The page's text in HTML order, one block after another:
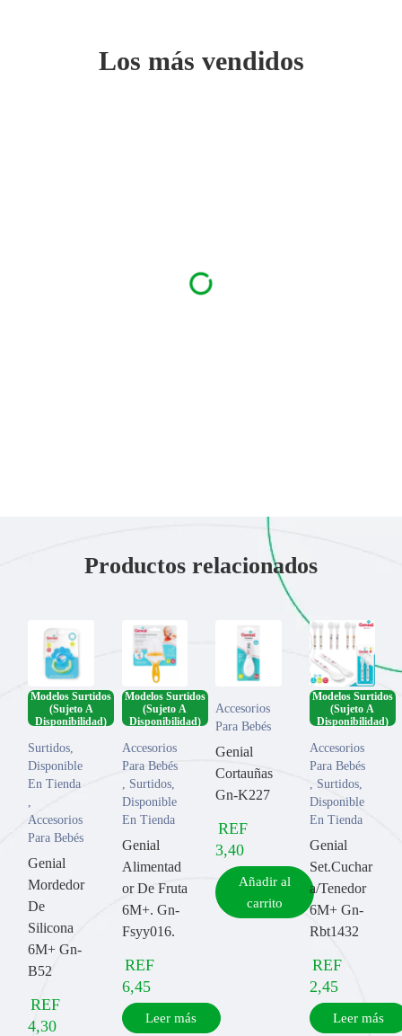
Los más vendidos
Productos relacionados
Modelos Surtidos
(Sujeto A
Disponibilidad)
Surtidos
Disponible
En Tienda
Accesorios
Para Bebés
Genial
Mordedor
De
Silicona
6M+ Gn-
B52
REF
4,30
Modelos Surtidos
(Sujeto A
Disponibilidad)
Accesorios
Para Bebés
Surtidos,
Disponible
En Tienda
Genial
Alimentad
or De Fruta
6M+. Gn-
Fsyy016.
REF
6,45
Leer más
Accesorios
Para Bebés
Genial
Cortauñas
Gn-K227
REF
3,40
Añadir al
carrito
Modelos Surtidos
(Sujeto A
Disponibilidad)
Accesorios
Para Bebés
Surtidos,
Disponible
En Tienda
Genial
Set.Cuchar
a/Tenedor
6M+ Gn-
Rbt1432
REF
2,45
Leer más